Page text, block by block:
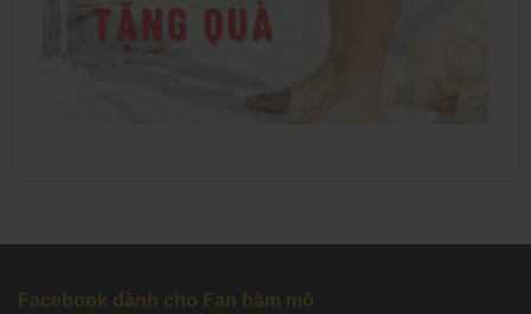
Facebook dành cho Fan hâm mộ